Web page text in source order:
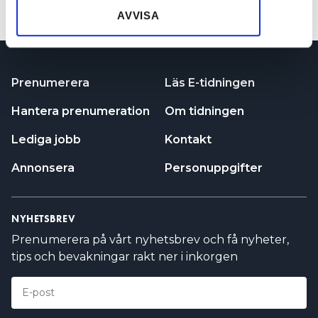
AVVISA
Prenumerera
Hantera prenumeration
Lediga jobb
Annonsera
Läs E-tidningen
Om tidningen
Kontakt
Personuppgifter
NYHETSBREV
Prenumerera på vårt nyhetsbrev och få nyheter,
tips och bevakningar rakt ner i inkorgen